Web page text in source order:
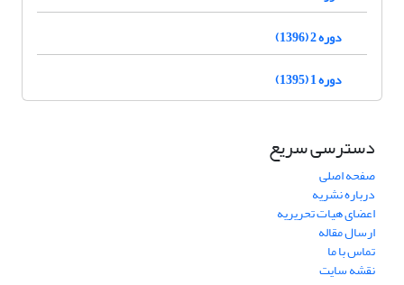
دوره 2 (1396)
دوره 1 (1395)
دسترسی سریع
صفحه اصلی
درباره نشریه
اعضای هیات تحریریه
ارسال مقاله
تماس با ما
نقشه سایت